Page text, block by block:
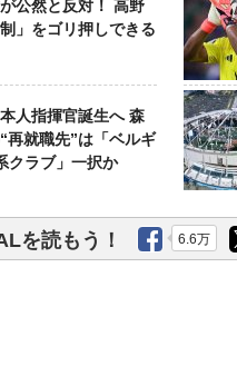
公然と反対！ 高野
」をゴリ押しできる
人指揮官誕生へ 森
再就職先”は「ベルギ
クラブ」一択か
を読もう！ 6.6万